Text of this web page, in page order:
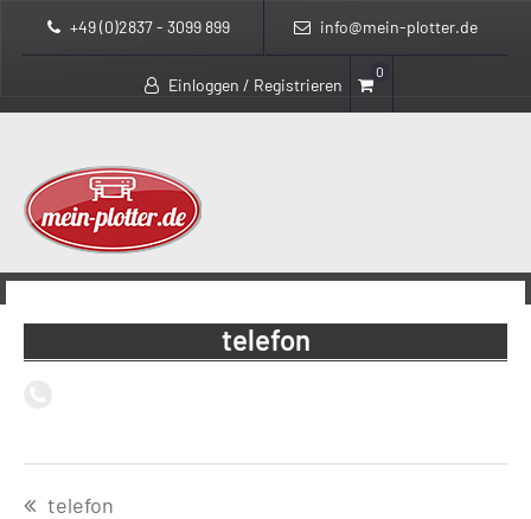
+49 (0)2837 - 3099 899 info@mein-plotter.de
Einloggen / Registrieren
0
>
telefon
telefon